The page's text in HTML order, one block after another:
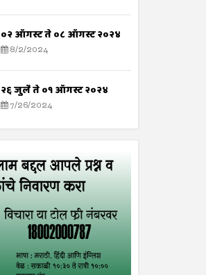
०२ ऑगस्ट ते ०८ ऑगस्ट २०२४
8/2/2024
२६ जुलै ते ०१ ऑगस्ट २०२४
7/26/2024